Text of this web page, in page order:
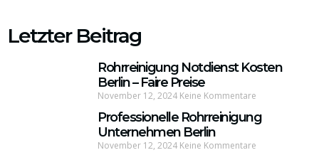
Letzter Beitrag
Rohrreinigung Notdienst Kosten
Berlin – Faire Preise
November 12, 2024 Keine Kommentare
Professionelle Rohrreinigung
Unternehmen Berlin
November 12, 2024 Keine Kommentare